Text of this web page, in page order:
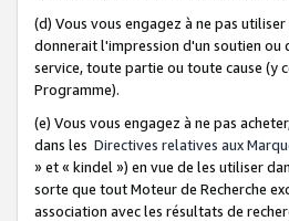
(d) Vous vous engagez à ne pas
donnerait l'impression d'un soutien ou
service, toute partie ou toute cause (y
Programme).
(e) Vous vous engagez à ne pas
dans les Directives relatives aux
» et « kindel ») en vue de les utiliser
sorte que tout Moteur de Recherche
association avec les résultats de